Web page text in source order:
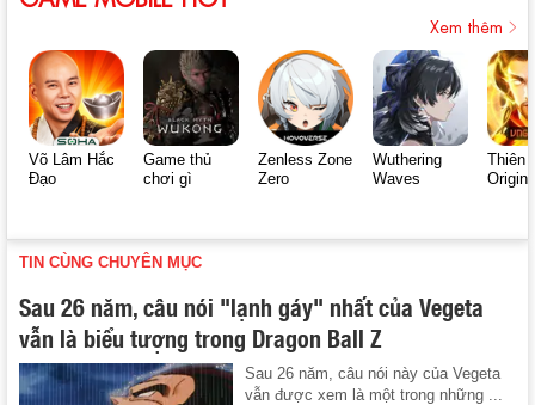
Xem thêm
Võ Lâm Hắc
Đạo
Game thủ
chơi gì
Zenless Zone
Zero
Wuthering
Waves
Thiên
Origin
TIN CÙNG CHUYÊN MỤC
Sau 26 năm, câu nói "lạnh gáy" nhất của Vegeta
vẫn là biểu tượng trong Dragon Ball Z
Sau 26 năm, câu nói này của Vegeta
vẫn được xem là một trong những ...